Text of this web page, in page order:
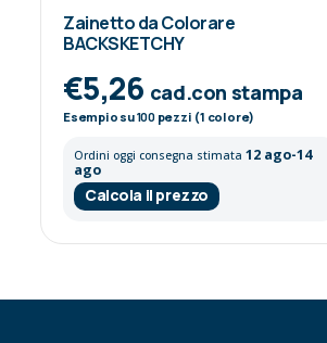
Zainetto da Colorare
BACKSKETCHY
€5,26 cad.con stampa
Esempio su100pezzi (1 colore)
Ordini oggi consegna stimata 12 ago-14
ago
Calcola il prezzo